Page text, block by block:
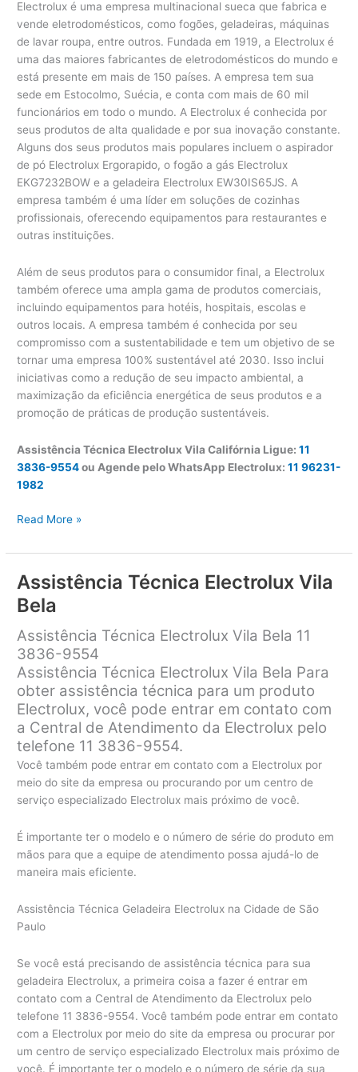
Electrolux é uma empresa multinacional sueca que fabrica e
vende eletrodomésticos, como fogões, geladeiras, máquinas
de lavar roupa, entre outros. Fundada em 1919, a Electrolux é
uma das maiores fabricantes de eletrodomésticos do mundo e
está presente em mais de 150 países. A empresa tem sua
sede em Estocolmo, Suécia, e conta com mais de 60 mil
funcionários em todo o mundo. A Electrolux é conhecida por
seus produtos de alta qualidade e por sua inovação constante.
Alguns dos seus produtos mais populares incluem o aspirador
de pó Electrolux Ergorapido, o fogão a gás Electrolux
EKG7232BOW e a geladeira Electrolux EW30IS65JS. A
empresa também é uma líder em soluções de cozinhas
profissionais, oferecendo equipamentos para restaurantes e
outras instituições.
Além de seus produtos para o consumidor final, a Electrolux
também oferece uma ampla gama de produtos comerciais,
incluindo equipamentos para hotéis, hospitais, escolas e
outros locais. A empresa também é conhecida por seu
compromisso com a sustentabilidade e tem um objetivo de se
tornar uma empresa 100% sustentável até 2030. Isso inclui
iniciativas como a redução de seu impacto ambiental, a
maximização da eficiência energética de seus produtos e a
promoção de práticas de produção sustentáveis.
Assistência Técnica Electrolux Vila Califórnia Ligue:11
3836-9554ou Agende pelo WhatsApp Electrolux:11 96231-
1982
Assistência
Electrolux
Califórnia
Read More »
Assistência Técnica Electrolux Vila
Bela
Assistência Técnica Electrolux Vila Bela 11
3836-9554
Assistência Técnica Electrolux Vila Bela Para
obter assistência técnica para um produto
Electrolux, você pode entrar em contato com
a Central de Atendimento da Electrolux pelo
telefone 11 3836-9554.
Você também pode entrar em contato com a Electrolux por
meio do site da empresa ou procurando por um centro de
serviço especializado Electrolux mais próximo de você.
É importante ter o modelo e o número de série do produto em
mãos para que a equipe de atendimento possa ajudá-lo de
maneira mais eficiente.
Assistência Técnica Geladeira Electrolux na Cidade de São
Paulo
Se você está precisando de assistência técnica para sua
geladeira Electrolux, a primeira coisa a fazer é entrar em
contato com a Central de Atendimento da Electrolux pelo
telefone 11 3836-9554. Você também pode entrar em contato
com a Electrolux por meio do site da empresa ou procurar por
um centro de serviço especializado Electrolux mais próximo de
você. É importante ter o modelo e o número de série da sua